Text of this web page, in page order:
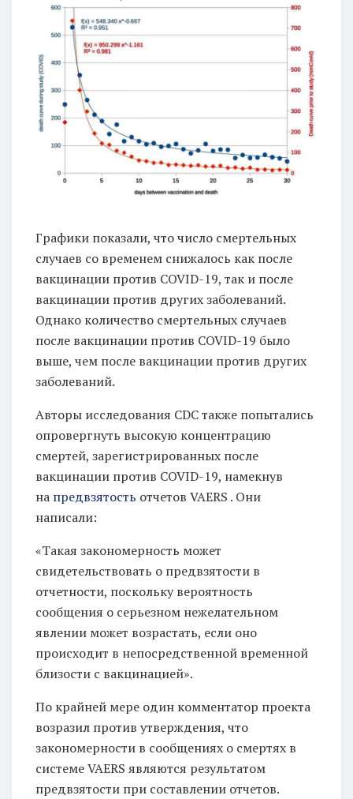
Графики показали, что число смертельных
случаев со временем снижалось как после
вакцинации против COVID-19, так и после
вакцинации против других заболеваний.
Однако количество смертельных случаев
после вакцинации против COVID-19 было
выше, чем после вакцинации против других
заболеваний.
Авторы исследования CDC также попытались
опровергнуть высокую концентрацию
смертей, зарегистрированных после
вакцинации против COVID-19, намекнув
на предвзятость отчетов VAERS . Они
написали:
«Такая закономерность может
свидетельствовать о предвзятости в
отчетности, поскольку вероятность
сообщения о серьезном нежелательном
явлении может возрастать, если оно
происходит в непосредственной временной
близости с вакцинацией».
По крайней мере один комментатор проекта
возразил против утверждения, что
закономерности в сообщениях о смертях в
системе VAERS являются результатом
предвзятости при составлении отчетов.